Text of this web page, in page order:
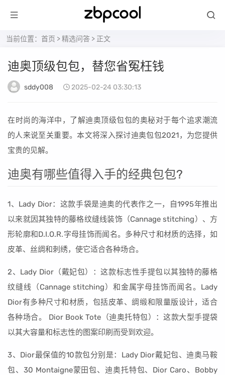
当前位置： 首页 >精选问答 > 正文
迪奥顶级包包，替您省冤枉钱
sddy008 2025-02-24 03:30:13
在时尚的海洋中，了解迪奥顶级包包的奥秘对于每个追求潮流
的人来说至关重要。本文将深入探讨迪奥包包2021，为您提供
宝贵的见解。
迪奥有哪些值得入手的经典包包?
1、Lady Dior：这款手袋是迪奥的代表作之一，自1995年推出
以来就因其独特的藤格纹缝线装饰（Cannage stitching）、方
形轮廓和D.I.O.R.字母挂饰而闻名。多种尺寸和材质的选择，如
皮革、丝绸和刺绣，使它适合各种场合。
2、Lady Dior（戴妃包）：这款标志性手提包以其独特的藤格
纹缝线（Cannage stitching）和金属字母挂饰而闻名。Lady
Dior有多种尺寸和材质，包括皮革、绸缎和限量版设计，适合
各种场合。 Dior Book Tote（迪奥托特包）：这款大型手提袋
以其大容量和标志性的图案印刷而受到欢迎。
3、Dior最保值的10款包分别是：Lady Dior戴妃包、迪奥马鞍
包、30 Montaigne蒙田包、迪奥托特包、Dior Caro、Bobby